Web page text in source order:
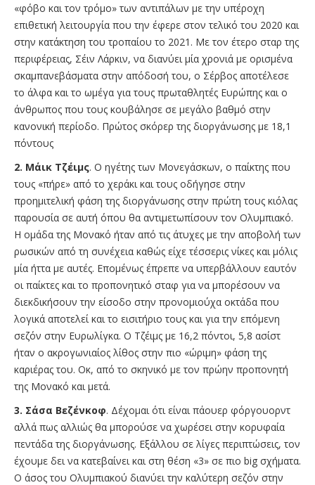
«φόβο και τον τρόμο» των αντιπάλων με την υπέροχη
επιθετική λειτουργία που την έφερε στον τελικό του 2020 και
στην κατάκτηση του τροπαίου το 2021. Με τον έτερο σταρ της
περιφέρειας, Σέιν Λάρκιν, να διανύει μία χρονιά με ορισμένα
σκαμπανεβάσματα στην απόδοσή του, ο Σέρβος αποτέλεσε
το άλφα και το ωμέγα για τους πρωταθλητές Ευρώπης και ο
άνθρωπος που τους κουβάλησε σε μεγάλο βαθμό στην
κανονική περίοδο. Πρώτος σκόρερ της διοργάνωσης με 18,1
πόντους
2. Μάικ Τζέιμς. Ο ηγέτης των Μονεγάσκων, ο παίκτης που
τους «πήρε» από το χεράκι και τους οδήγησε στην
προημιτελική φάση της διοργάνωσης στην πρώτη τους κιόλας
παρουσία σε αυτή όπου θα αντιμετωπίσουν τον Ολυμπιακό.
Η ομάδα της Μονακό ήταν από τις άτυχες με την αποβολή των
ρωσικών από τη συνέχεια καθώς είχε τέσσερις νίκες και μόλις
μία ήττα με αυτές. Επομένως έπρεπε να υπερβάλλουν εαυτόν
οι παίκτες και το προπονητικό σταφ για να μπορέσουν να
διεκδικήσουν την είσοδο στην προνομιούχα οκτάδα που
λογικά αποτελεί και το εισιτήριο τους και για την επόμενη
σεζόν στην Ευρωλίγκα. O Tζέιμς με 16,2 πόντοι, 5,8 ασίστ
ήταν ο ακρογωνιαίος λίθος στην πιο «ώριμη» φάση της
καριέρας του. Οκ, από το σκηνικό με τον πρώην προπονητή
της Μονακό και μετά.
3. Σάσα Βεζένκοφ. Δέχομαι ότι είναι πάουερ φόργουορντ
αλλά πως αλλιώς θα μπορούσε να χωρέσει στην κορυφαία
πεντάδα της διοργάνωσης. Εξάλλου σε λίγες περιπτώσεις, τον
έχουμε δει να κατεβαίνει και στη θέση «3» σε πιο big σχήματα.
Ο άσος του Ολυμπιακού διανύει την καλύτερη σεζόν στην